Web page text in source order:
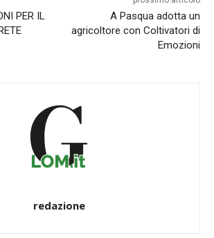
PER IL
A Pasqua adotta un
agricoltore con Coltivatori di
Emozioni
redazione